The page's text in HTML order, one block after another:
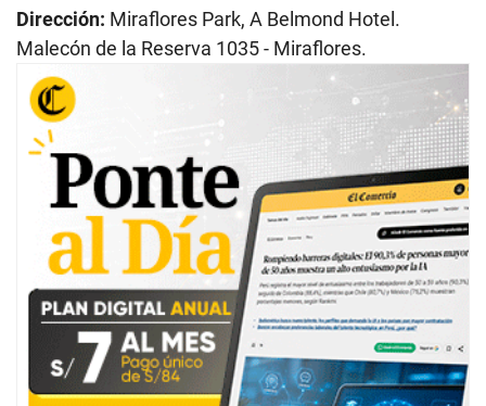
Dirección: Miraflores Park, A Belmond Hotel.
Malecón de la Reserva 1035 - Miraflores.